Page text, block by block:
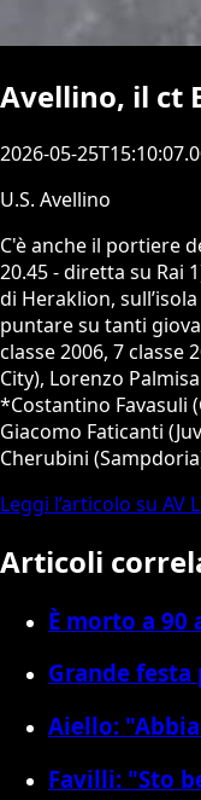
Avellino, il ct
2026-05-
U.S. Avellino
C'è anche il portiere
20.45 - diretta su Rai
di Heraklion,
puntare su tanti
classe 2006, 7 classe
City), Lorenzo
*Costantino Favasuli
Giacomo Faticanti
Cherubini
Leggi l’articolo su AV
Articoli
È morto a
Grande
Aiello:
Favilli: "Sto